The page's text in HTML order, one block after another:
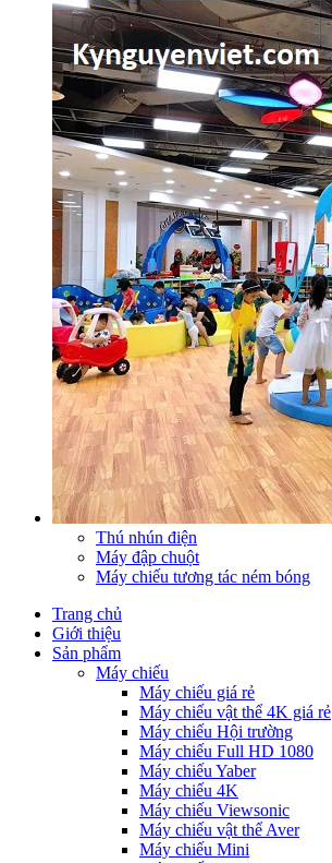
Thú nhún điện
Máy đập chuột
Máy chiếu tương tác ném bóng
Trang chủ
Giới thiệu
Sản phẩm
Máy chiếu
Máy chiếu giá rẻ
Máy chiếu vật thể 4K giá rẻ
Máy chiếu Hội trường
Máy chiếu Full HD 1080
Máy chiếu Yaber
Máy chiếu 4K
Máy chiếu Viewsonic
Máy chiếu vật thể Aver
Máy chiếu Mini